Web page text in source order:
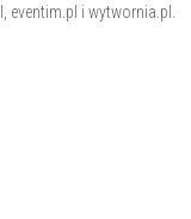
i wytwornia.pl.